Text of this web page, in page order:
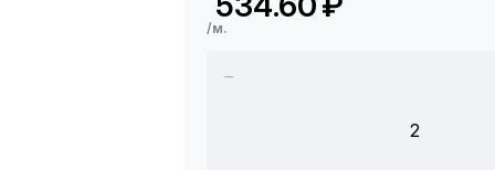
/м.
2